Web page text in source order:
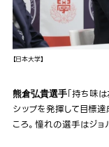
【日本大学】
熊倉弘貴選手「持ち味
シップを発揮して目標
ころ。憧れの選手はジョ